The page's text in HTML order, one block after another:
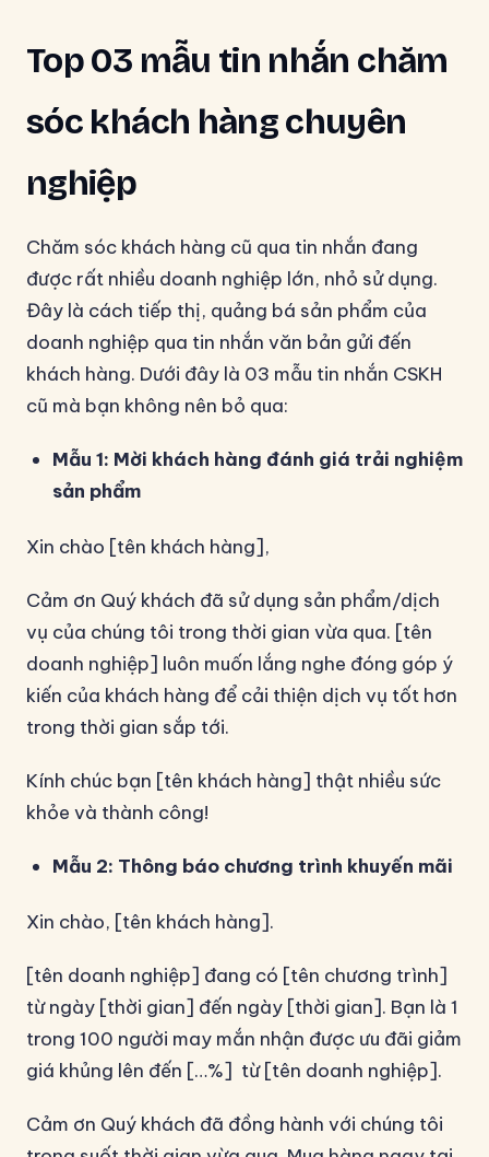
Top 03 mẫu tin nhắn chăm
sóc khách hàng chuyên
nghiệp
Chăm sóc khách hàng cũ qua tin nhắn đang
được rất nhiều doanh nghiệp lớn, nhỏ sử dụng.
Đây là cách tiếp thị, quảng bá sản phẩm của
doanh nghiệp qua tin nhắn văn bản gửi đến
khách hàng. Dưới đây là 03 mẫu tin nhắn CSKH
cũ mà bạn không nên bỏ qua:
Mẫu 1: Mời khách hàng đánh giá trải nghiệm
sản phẩm
Xin chào [tên khách hàng],
Cảm ơn Quý khách đã sử dụng sản phẩm/dịch
vụ của chúng tôi trong thời gian vừa qua. [tên
doanh nghiệp] luôn muốn lắng nghe đóng góp ý
kiến của khách hàng để cải thiện dịch vụ tốt hơn
trong thời gian sắp tới.
Kính chúc bạn [tên khách hàng] thật nhiều sức
khỏe và thành công!
Mẫu 2: Thông báo chương trình khuyến mãi
Xin chào, [tên khách hàng].
[tên doanh nghiệp] đang có [tên chương trình]
từ ngày [thời gian] đến ngày [thời gian]. Bạn là 1
trong 100 người may mắn nhận được ưu đãi giảm
giá khủng lên đến […%] từ [tên doanh nghiệp].
Cảm ơn Quý khách đã đồng hành với chúng tôi